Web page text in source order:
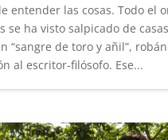
entender las cosas. Todo el
se ha visto salpicado de casas
“sangre de toro y añil”,
al escritor-filósofo. Ese...